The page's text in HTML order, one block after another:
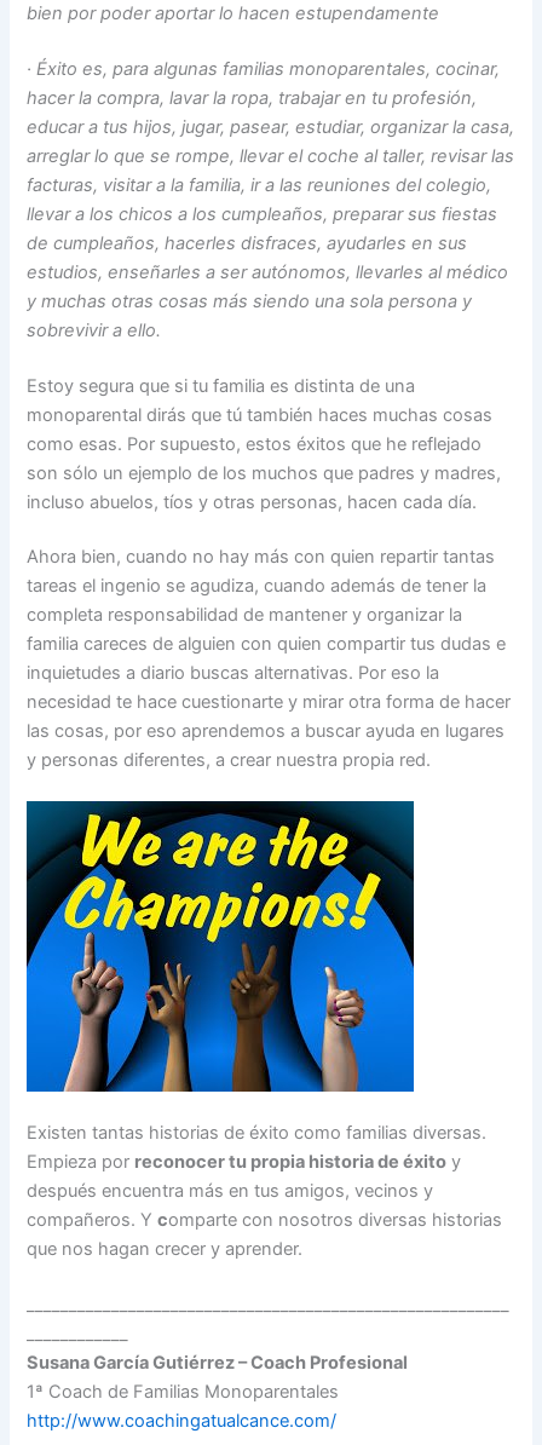
bien por poder aportar lo hacen estupendamente
·Éxito es, para algunas familias monoparentales, cocinar,
hacer la compra, lavar la ropa, trabajar en tu profesión,
educar a tus hijos, jugar, pasear, estudiar, organizar la casa,
arreglar lo que se rompe, llevar el coche al taller, revisar las
facturas, visitar a la familia, ir a las reuniones del colegio,
llevar a los chicos a los cumpleaños, preparar sus fiestas
de cumpleaños, hacerles disfraces, ayudarles en sus
estudios, enseñarles a ser autónomos, llevarles al médico
y muchas otras cosas más siendo una sola persona y
sobrevivir a ello.
Estoy segura que si tu familia es distinta de una
monoparental dirás que tú también haces muchas cosas
como esas. Por supuesto, estos éxitos que he reflejado
son sólo un ejemplo de los muchos que padres y madres,
incluso abuelos, tíos y otras personas, hacen cada día.
Ahora bien, cuando no hay más con quien repartir tantas
tareas el ingenio se agudiza, cuando además de tener la
completa responsabilidad de mantener y organizar la
familia careces de alguien con quien compartir tus dudas e
inquietudes a diario buscas alternativas. Por eso la
necesidad te hace cuestionarte y mirar otra forma de hacer
las cosas, por eso aprendemos a buscar ayuda en lugares
y personas diferentes, a crear nuestra propia red.
Existen tantas historias de éxito como familias diversas.
Empieza por reconocer tu propia historia de éxito y
después encuentra más en tus amigos, vecinos y
compañeros. Ycomparte con nosotros diversas historias
que nos hagan crecer y aprender.
Susana García Gutiérrez – Coach Profesional
1ª Coach de Familias Monoparentales
http://www.coachingatualcance.com/